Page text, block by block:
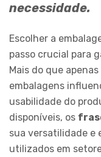
necessidade.
Escolher a
passo crucial para
Mais do que
embalagens
usabilidade do
disponíveis, os
sua versatilidade e
utilizados em